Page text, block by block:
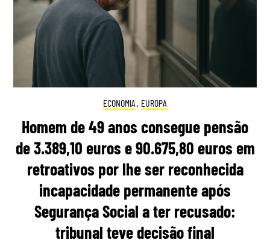
ECONOMIA , EUROPA
Homem de 49 anos consegue pensão
de 3.389,10 euros e 90.675,80 euros em
retroativos por lhe ser reconhecida
incapacidade permanente após
Segurança Social a ter recusado:
tribunal teve decisão final